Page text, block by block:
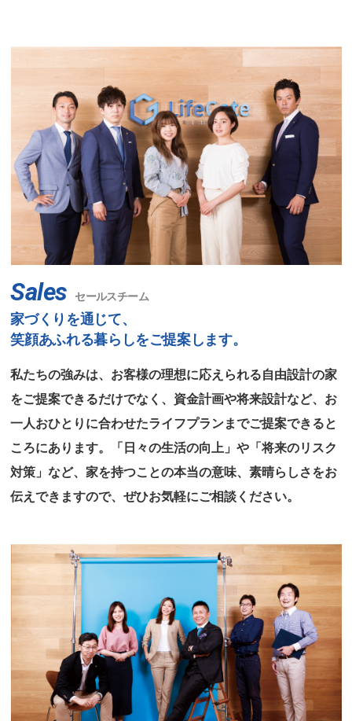
Sales セールスチーム
家づくりを通じて、
笑顔あふれる暮らしをご提案します。
私たちの強みは、お客様の理想に応えられる自由設計の家
をご提案できるだけでなく、資金計画や将来設計など、お
一人おひとりに合わせたライフプランまでご提案できると
ころにあります。「日々の生活の向上」や「将来のリスク
対策」など、家を持つことの本当の意味、素晴らしさをお
伝えできますので、ぜひお気軽にご相談ください。